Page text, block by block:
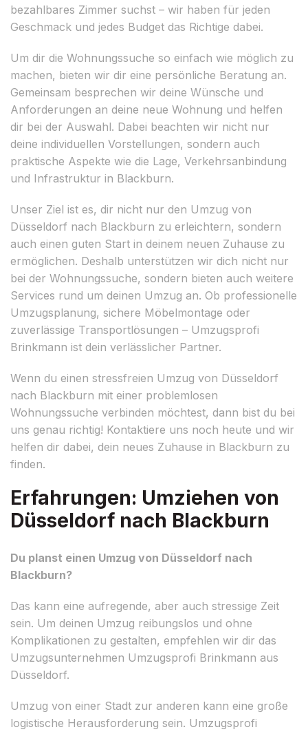
bezahlbares Zimmer suchst – wir haben für jeden
Geschmack und jedes Budget das Richtige dabei.
Um dir die Wohnungssuche so einfach wie möglich zu
machen, bieten wir dir eine persönliche Beratung an.
Gemeinsam besprechen wir deine Wünsche und
Anforderungen an deine neue Wohnung und helfen
dir bei der Auswahl. Dabei beachten wir nicht nur
deine individuellen Vorstellungen, sondern auch
praktische Aspekte wie die Lage, Verkehrsanbindung
und Infrastruktur in Blackburn.
Unser Ziel ist es, dir nicht nur den Umzug von
Düsseldorf nach Blackburn zu erleichtern, sondern
auch einen guten Start in deinem neuen Zuhause zu
ermöglichen. Deshalb unterstützen wir dich nicht nur
bei der Wohnungssuche, sondern bieten auch weitere
Services rund um deinen Umzug an. Ob professionelle
Umzugsplanung, sichere Möbelmontage oder
zuverlässige Transportlösungen – Umzugsprofi
Brinkmann ist dein verlässlicher Partner.
Wenn du einen stressfreien Umzug von Düsseldorf
nach Blackburn mit einer problemlosen
Wohnungssuche verbinden möchtest, dann bist du bei
uns genau richtig! Kontaktiere uns noch heute und wir
helfen dir dabei, dein neues Zuhause in Blackburn zu
finden.
Erfahrungen: Umziehen von
Düsseldorf nach Blackburn
Du planst einen Umzug von Düsseldorf nach
Blackburn?
Das kann eine aufregende, aber auch stressige Zeit
sein. Um deinen Umzug reibungslos und ohne
Komplikationen zu gestalten, empfehlen wir dir das
Umzugsunternehmen Umzugsprofi Brinkmann aus
Düsseldorf.
Umzug von einer Stadt zur anderen kann eine große
logistische Herausforderung sein. Umzugsprofi